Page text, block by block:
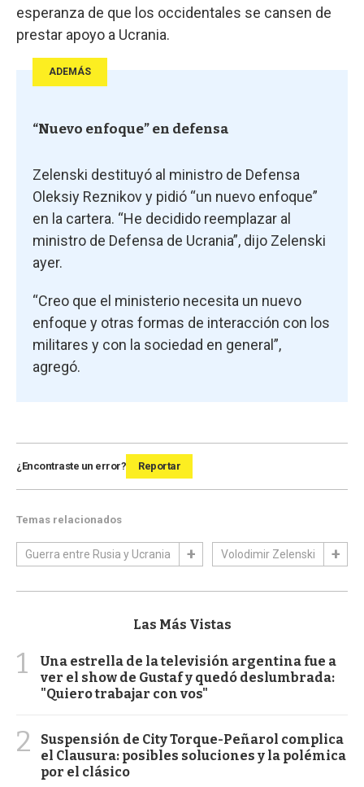
esperanza de que los occidentales se cansen de
prestar apoyo a Ucrania.
ADEMÁS
“Nuevo enfoque” en defensa
Zelenski destituyó al ministro de Defensa
Oleksiy Reznikov y pidió “un nuevo enfoque”
en la cartera. “He decidido reemplazar al
ministro de Defensa de Ucrania”, dijo Zelenski
ayer.
“Creo que el ministerio necesita un nuevo
enfoque y otras formas de interacción con los
militares y con la sociedad en general”,
agregó.
¿Encontraste un error? Reportar
Temas relacionados
Guerra entre Rusia y Ucrania Volodimir Zelenski
Las Más Vistas
1
Una estrella de la televisión argentina fue a
ver el show de Gustaf y quedó deslumbrada:
"Quiero trabajar con vos"
2
Suspensión de City Torque-Peñarol complica
el Clausura: posibles soluciones y la polémica
por el clásico